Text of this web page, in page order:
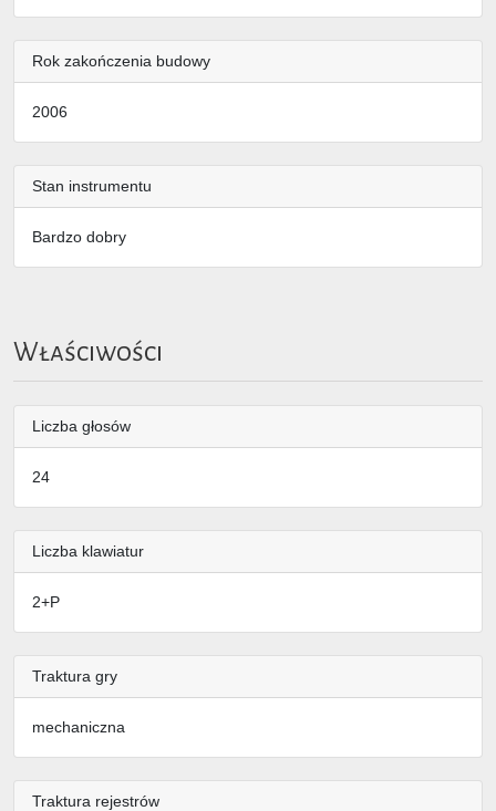
Rok zakończenia budowy
2006
Stan instrumentu
Bardzo dobry
Właściwości
Liczba głosów
24
Liczba klawiatur
2+P
Traktura gry
mechaniczna
Traktura rejestrów